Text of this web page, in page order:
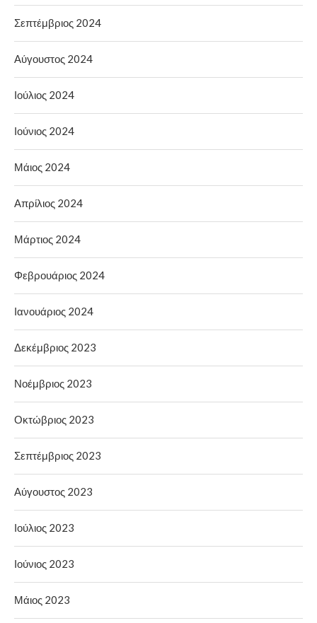
Σεπτέμβριος 2024
Αύγουστος 2024
Ιούλιος 2024
Ιούνιος 2024
Μάιος 2024
Απρίλιος 2024
Μάρτιος 2024
Φεβρουάριος 2024
Ιανουάριος 2024
Δεκέμβριος 2023
Νοέμβριος 2023
Οκτώβριος 2023
Σεπτέμβριος 2023
Αύγουστος 2023
Ιούλιος 2023
Ιούνιος 2023
Μάιος 2023